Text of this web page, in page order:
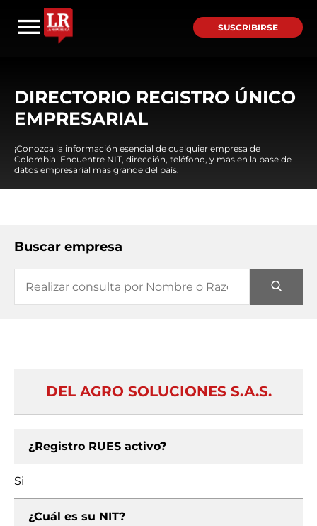
SUSCRIBIRSE
DIRECTORIO REGISTRO ÚNICO
EMPRESARIAL
¡Conozca la información esencial de cualquier empresa de
Colombia! Encuentre NIT, dirección, teléfono, y mas en la base de
datos empresarial mas grande del país.
Buscar empresa
DEL AGRO SOLUCIONES S.A.S.
¿Registro RUES activo?
Si
¿Cuál es su NIT?